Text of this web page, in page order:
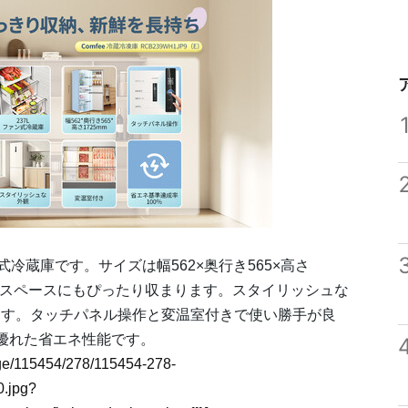
冷蔵庫です。サイズは幅562×奥行き565×高さ
ペースにもぴったり収まります。スタイリッシュな
。タッチパネル操作と変温室付きで使い勝手が良
た省エネ性能です。
115454/278/115454-278-